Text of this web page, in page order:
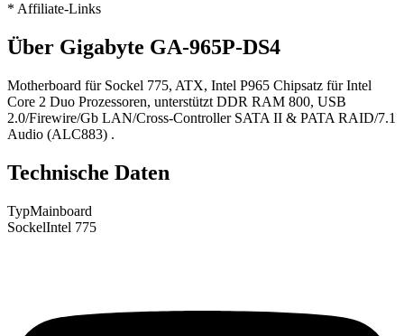
* Affiliate-Links
Über Gigabyte GA-965P-DS4
Motherboard für Sockel 775, ATX, Intel P965 Chipsatz für Intel
Core 2 Duo Prozessoren, unterstützt DDR RAM 800, USB
2.0/Firewire/Gb LAN/Cross-Controller SATA II & PATA RAID/7.1
Audio (ALC883) .
Technische Daten
TypMainboard
SockelIntel 775